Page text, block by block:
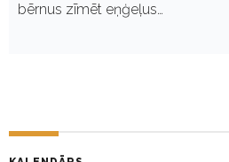
bērnus zīmēt eņģeļus…